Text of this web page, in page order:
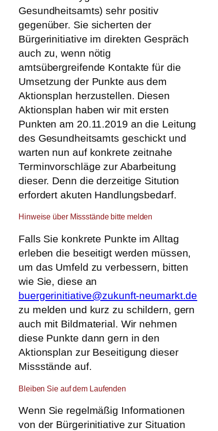
Gesundheitsamts) sehr positiv
gegenüber. Sie sicherten der
Bürgerinitiative im direkten Gespräch
auch zu, wenn nötig
amtsübergreifende Kontakte für die
Umsetzung der Punkte aus dem
Aktionsplan herzustellen. Diesen
Aktionsplan haben wir mit ersten
Punkten am 20.11.2019 an die Leitung
des Gesundheitsamts geschickt und
warten nun auf konkrete zeitnahe
Terminvorschläge zur Abarbeitung
dieser. Denn die derzeitige Sitution
erfordert akuten Handlungsbedarf.
Hinweise über Missstände bitte melden
Falls Sie konkrete Punkte im Alltag
erleben die beseitigt werden müssen,
um das Umfeld zu verbessern, bitten
wie Sie, diese an
buergerinitiative@zukunft-neumarkt.de
zu melden und kurz zu schildern, gern
auch mit Bildmaterial. Wir nehmen
diese Punkte dann gern in den
Aktionsplan zur Beseitigung dieser
Missstände auf.
Bleiben Sie auf dem Laufenden
Wenn Sie regelmäßig Informationen
von der Bürgerinitiative zur Situation